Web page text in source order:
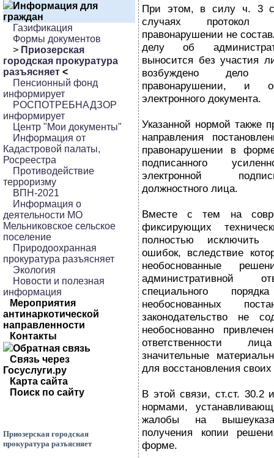
Информация для
граждан
Газификация
Формы документов
> Приозерская
городская прокуратура
разъясняет <
Пенсионный фонд
информирует
РОСПОТРЕБНАДЗОР
информирует
Центр "Мои документы"
Информация от
Кадастровой палаты,
Росреестра
Противодействие
терроризму
ВПН-2021
Информация о
деятельности МО
Мельниковское сельское
поселение
Природоохранная
прокуратура разъясняет
Экология
Новости и полезная
информация
Мероприятия
антинаркотической
направленности
Контакты
Обратная связь
Связь через
Госуслуги.ру
Карта сайта
Поиск по сайту
Приозерская городская
прокуратура разъясняет
При этом, в силу ч. 3
случаях протокол
правонарушении не
делу об
выносится без участия
возбуждено дело
правонарушении, и
электронного документа.
Указанной нормой также
направления
правонарушении в
подписанного
электронной
должностного лица.
Вместе с тем на
фиксирующих
полностью исключить
ошибок, вследствие
необоснованные
административной
специального
необоснованных
законодательство не
необоснованно
ответственности
значительные
для восстановления
В этой связи, ст.ст.
нормами,
жалобы на
получения копии
форме.